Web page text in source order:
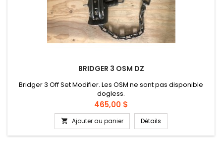
BRIDGER 3 OSM DZ
Bridger 3 Off Set Modifier. Les OSM ne sont pas disponible
dogless.
Prix
465,00 $
 Ajouter au panier Détails